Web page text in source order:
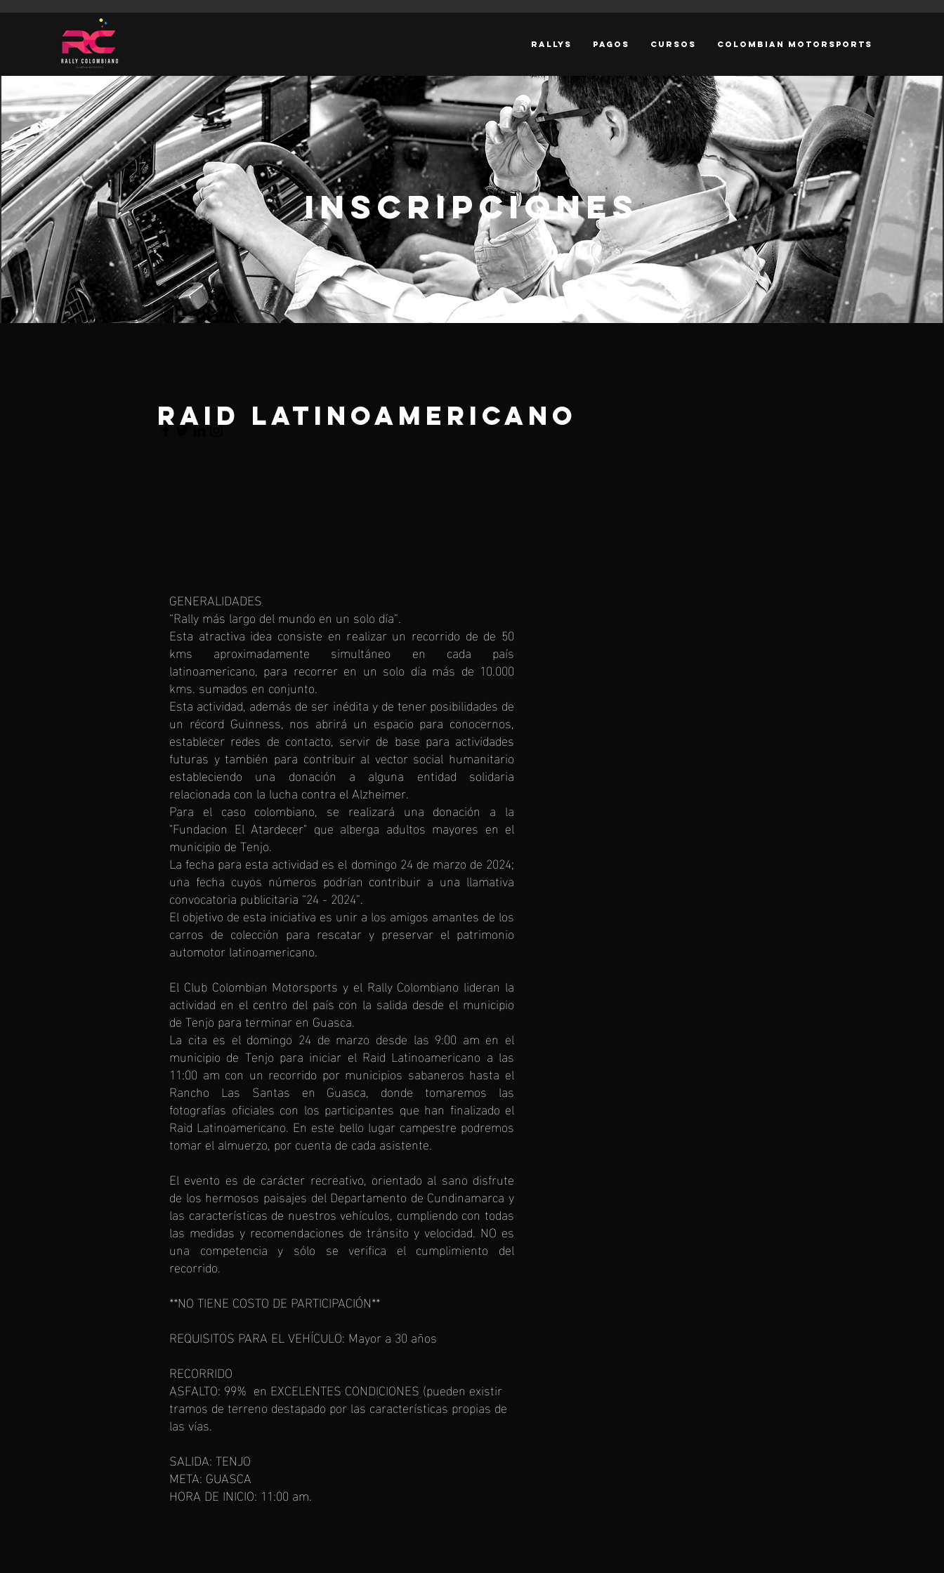
RALLYS PAGOS CURSOS COLOMBIAN MOTORSPORTS
INSCRIPCIONES
raid latinoamericano
GENERALIDADES
“Rally más largo del mundo en un solo día”.
Esta atractiva idea consiste en realizar un recorrido de de 50
kms aproximadamente simultáneo en cada país
latinoamericano, para recorrer en un solo día más de 10.000
kms. sumados en conjunto.
Esta actividad, además de ser inédita y de tener posibilidades de
un récord Guinness, nos abrirá un espacio para conocernos,
establecer redes de contacto, servir de base para actividades
futuras y también para contribuir al vector social humanitario
estableciendo una donación a alguna entidad solidaria
relacionada con la lucha contra el Alzheimer.
Para el caso colombiano, se realizará una donación a la
"Fundacion El Atardecer" que alberga adultos mayores en el
municipio de Tenjo.
La fecha para esta actividad es el domingo 24 de marzo de 2024;
una fecha cuyos números podrían contribuir a una llamativa
convocatoria publicitaria “24 - 2024”.
El objetivo de esta iniciativa es unir a los amigos amantes de los
carros de colección para rescatar y preservar el patrimonio
automotor latinoamericano.
El Club Colombian Motorsports y el Rally Colombiano lideran la
actividad en el centro del país con la salida desde el municipio
de Tenjo para terminar en Guasca.
La cita es el domingo 24 de marzo desde las 9:00 am en el
municipio de Tenjo para iniciar el Raid Latinoamericano a las
11:00 am con un recorrido por municipios sabaneros hasta el
Rancho Las Santas en Guasca, donde tomaremos las
fotografías oficiales con los participantes que han finalizado el
Raid Latinoamericano. En este bello lugar campestre podremos
tomar el almuerzo, por cuenta de cada asistente.
El evento es de carácter recreativo, orientado al sano disfrute
de los hermosos paisajes del Departamento de Cundinamarca y
las características de nuestros vehículos, cumpliendo con todas
las medidas y recomendaciones de tránsito y velocidad. NO es
una competencia y sólo se verifica el cumplimiento del
recorrido.
​**NO TIENE COSTO DE PARTICIPACIÓN**
REQUISITOS PARA EL VEHÍCULO: Mayor a 30 años
RECORRIDO​
ASFALTO: 99% en EXCELENTES CONDICIONES (pueden existir
tramos de terreno destapado por las características propias de
las vías.
SALIDA: TENJO
META: GUASCA
HORA DE INICIO: 11:00 am.